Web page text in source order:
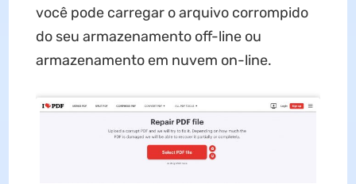
você pode carregar o arquivo corrompido
do seu armazenamento off-line ou
armazenamento em nuvem on-line.